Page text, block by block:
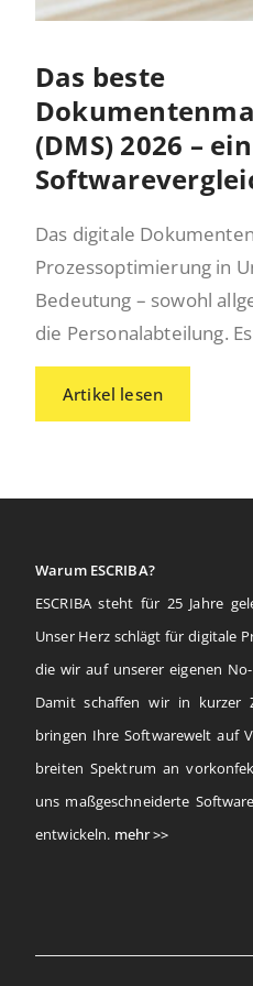
Das beste
(DMS) 2026 – ein
Das digitale
Prozessoptimierung in
Bedeutung – sowohl
die Personalabteilung.
Artikel lesen
Warum ESCRIBA?
ESCRIBA steht für 25 Jahre
Unser Herz schlägt für digitale
die wir auf unserer eigenen
Damit schaffen wir in kurzer
bringen Ihre Softwarewelt auf
breiten Spektrum an
uns maßgeschneiderte
entwickeln. mehr >>